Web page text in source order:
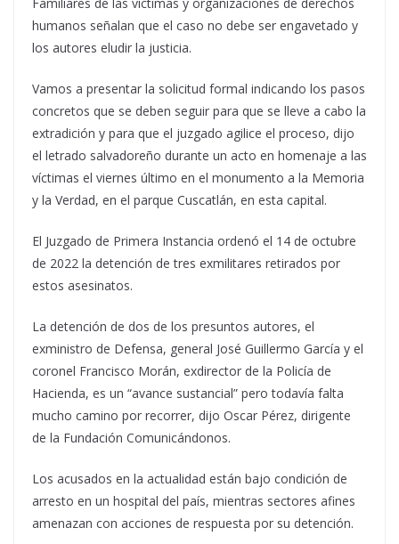
humanos señalan que el caso no debe ser engavetado y
los autores eludir la justicia.
Vamos a presentar la solicitud formal indicando los pasos
concretos que se deben seguir para que se lleve a cabo la
extradición y para que el juzgado agilice el proceso, dijo
el letrado salvadoreño durante un acto en homenaje a las
víctimas el viernes último en el monumento a la Memoria
y la Verdad, en el parque Cuscatlán, en esta capital.
El Juzgado de Primera Instancia ordenó el 14 de octubre
de 2022 la detención de tres exmilitares retirados por
estos asesinatos.
La detención de dos de los presuntos autores, el
exministro de Defensa, general José Guillermo García y el
coronel Francisco Morán, exdirector de la Policía de
Hacienda, es un “avance sustancial” pero todavía falta
mucho camino por recorrer, dijo Oscar Pérez, dirigente
de la Fundación Comunicándonos.
Los acusados en la actualidad están bajo condición de
arresto en un hospital del país, mientras sectores afines
amenazan con acciones de respuesta por su detención.